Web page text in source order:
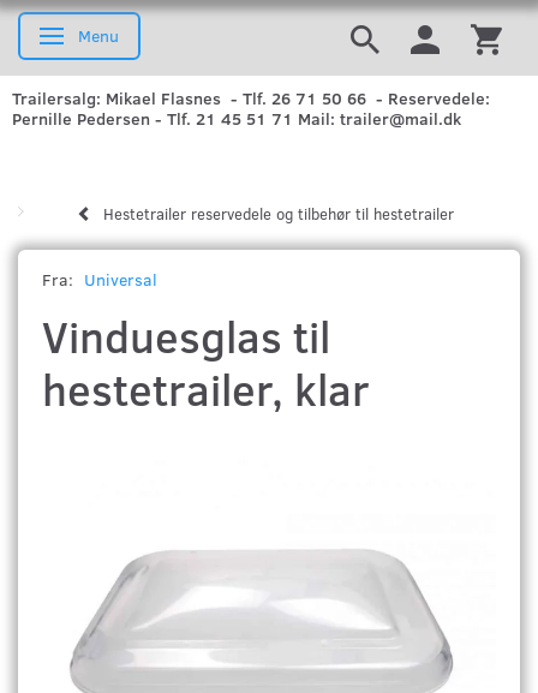
Skifte navigation
Menu
Trailersalg: Mikael Flasnes - Tlf. 26 71 50 66 - Reservedele:
Pernille Pedersen - Tlf. 21 45 51 71 Mail: trailer@mail.dk
Hestetrailer reservedele og tilbehør til hestetrailer
Fra: Universal
Vinduesglas til
hestetrailer, klar